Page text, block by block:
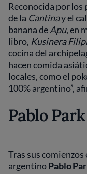
Reconocida por
de la Cantinay el
banana deApu, en
libro, Kusinera
cocina del
hacen comida
locales, como el
100% argentino”,
Pablo
Tras sus
argentinoPablo